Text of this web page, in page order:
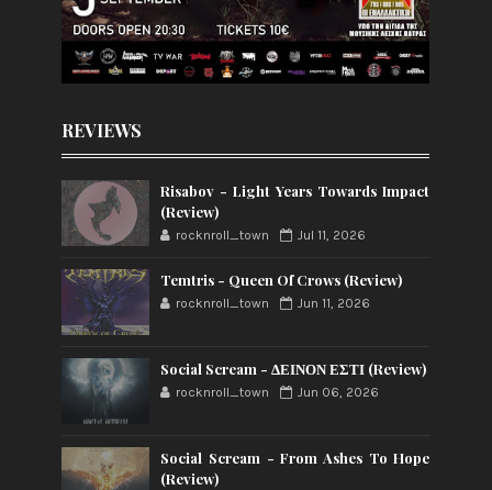
REVIEWS
Risabov - Light Years Towards Impact
(Review)
rocknroll_town Jul 11, 2026
Temtris - Queen Of Crows (Review)
rocknroll_town Jun 11, 2026
Social Scream - ΔΕΙΝΟΝ ΕΣΤΙ (Review)
rocknroll_town Jun 06, 2026
Social Scream - From Ashes To Hope
(Review)